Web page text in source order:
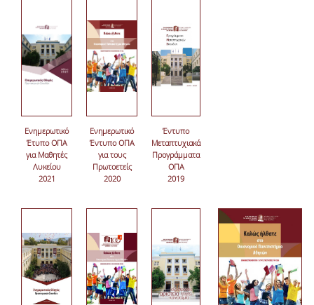
Ενημερωτικό
Έτυπο ΟΠΑ
για Μαθητές
Λυκείου
2021
Ενημερωτικό
Έντυπο ΟΠΑ
για τους
Πρωτοετείς
2020
Έντυπο
Μεταπτυχιακά
Προγράμματα
ΟΠΑ
2019